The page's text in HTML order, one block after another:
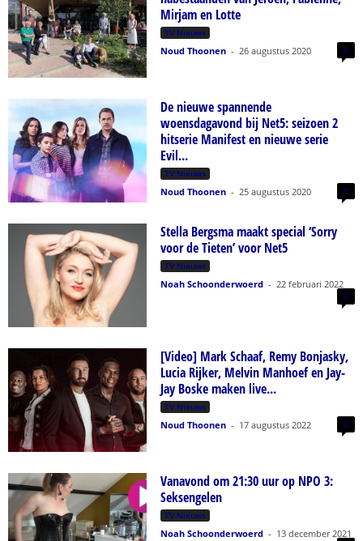
Mirjam en Lotte
TV Nieuws
Noud Thoonen - 26 augustus 2020 0
De nieuwe spannende
woensdagavond bij Net5: seizoen 2
hitserie Manifest en nieuwe serie
Evil...
TV Nieuws
Noud Thoonen - 25 augustus 2020 0
Stella Bergsma maakt special ‘Sorry
voor de Tieten’ voor Net5
TV Nieuws
Noah Schoonderwoerd - 22 februari 2022
0
[Video] Mark Schaaf, Remy Bonjasky,
Lucia Rijker, Melvin Manhoef en Jay-
Jay Boske maken live...
TV Nieuws
Noud Thoonen - 17 augustus 2022 0
Vanavond om 21:30 uur op NPO 3:
Seksengelen
TV Nieuws
Noah Schoonderwoerd - 13 december 2021